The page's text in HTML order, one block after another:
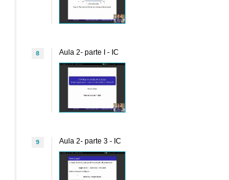
8 Aula 2- parte I - IC
9 Aula 2- parte 3 - IC